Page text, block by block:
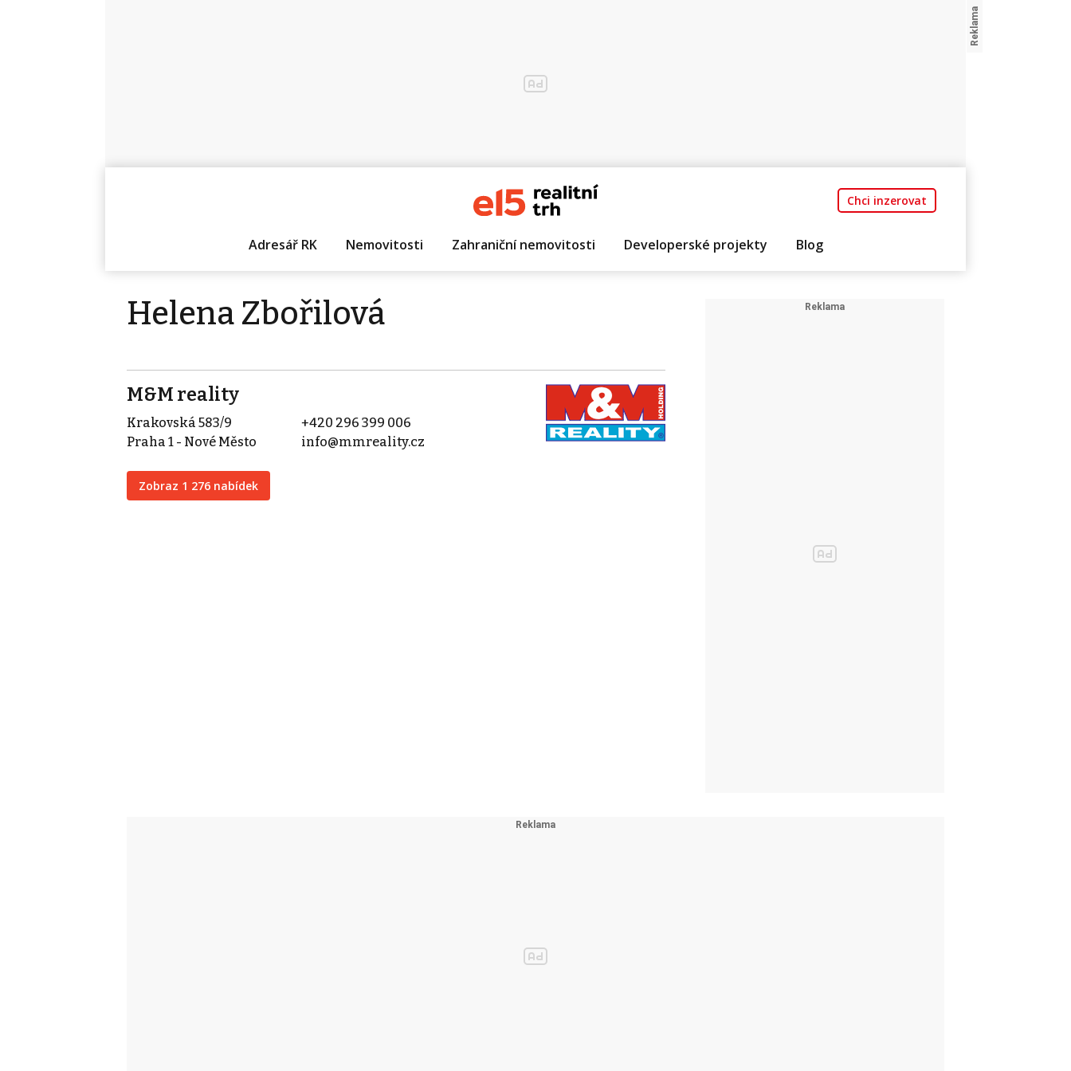
Chci inzerovat
Adresář RK Nemovitosti Zahraniční nemovitosti Developerské projekty Blog
Helena Zbořilová
M&M reality
Krakovská 583/9
Praha 1 - Nové Město
Zobraz 1 276 nabídek
+420 296 399 006
info@mmreality.cz